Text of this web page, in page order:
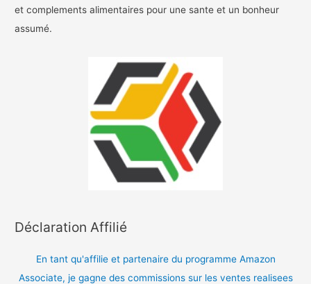
et complements alimentaires pour une sante et un bonheur
assumé.
Déclaration Affilié
En tant qu'affilie et partenaire du programme Amazon
Associate, je gagne des commissions sur les ventes realisees